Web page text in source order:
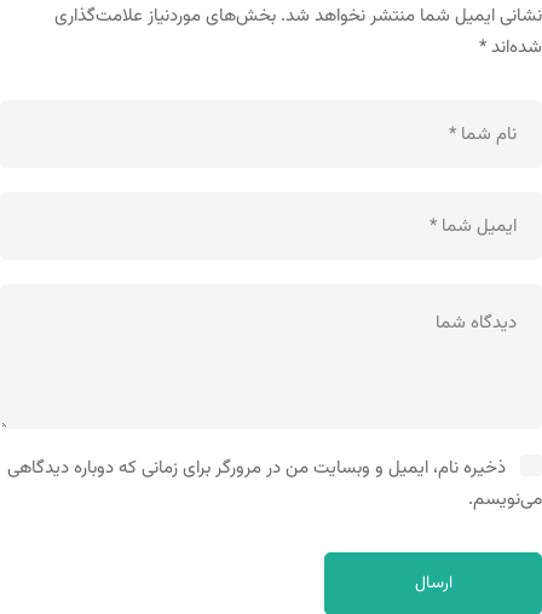
نشانی ایمیل شما منتشر نخواهد شد. بخش‌های موردنیاز علامت‌گذاری
شده‌اند*
ذخیره نام، ایمیل و وبسایت من در مرورگر برای زمانی که دوباره دیدگاهی
می‌نویسم.